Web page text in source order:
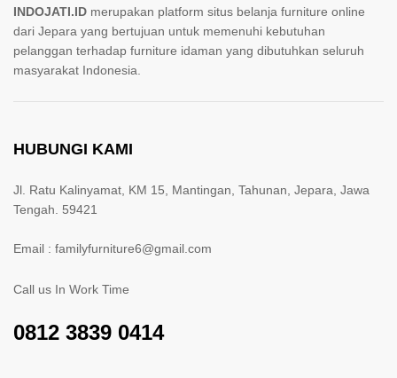
INDOJATI.ID merupakan platform situs belanja furniture online
dari Jepara yang bertujuan untuk memenuhi kebutuhan
pelanggan terhadap furniture idaman yang dibutuhkan seluruh
masyarakat Indonesia.
HUBUNGI KAMI
Jl. Ratu Kalinyamat, KM 15, Mantingan, Tahunan, Jepara, Jawa
Tengah. 59421
Email : familyfurniture6@gmail.com
Call us In Work Time
0812 3839 0414